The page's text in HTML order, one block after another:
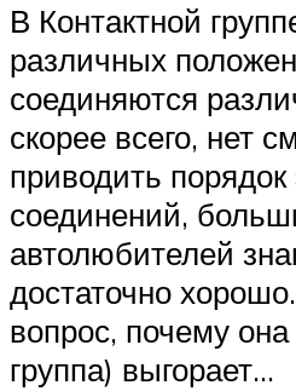
В Контактной
различных
соединяются
скорее всего, нет
приводить порядок
соединений,
автолюбителей
достаточно
вопрос, почему она
группа) выгорает…